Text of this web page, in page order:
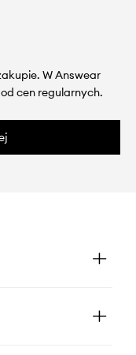
W Answear
cen regularnych.